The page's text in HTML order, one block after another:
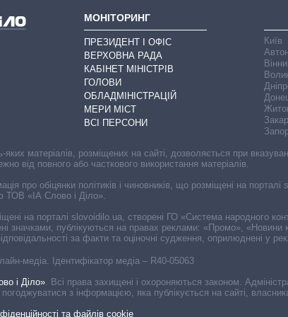
МОНІТОРИНГ
ПРЕЗИДЕНТ І ОФІС
ВЕРХОВНА РАДА
КАБІНЕТ МІНІСТРІВ
ГОЛОВИ
ОБЛАДМІНІСТРАЦІЙ
МЕРИ МІСТ
ВСІ ПЕРСОНИ
Київ
медіа. Ідентифікатор медіа – R40-05063
і Діло»
Всі права захищені і охороняються законом.
з інформацією, яка публікується на сайті,
та файлів cookie
яких матеріалів, розміщених на сайті, дозволяється при
від повного або часткового використання матеріалів.
про обіцянки політиків і чиновників, що розміщені на
ТОВ «ІА Слово і Діло».
на порталі slovoidilo.ua, створені ГО «Система народного
значками, публікуються на правах реклами: «Промо»,
за факти та оціночні судження, оприлюднені у